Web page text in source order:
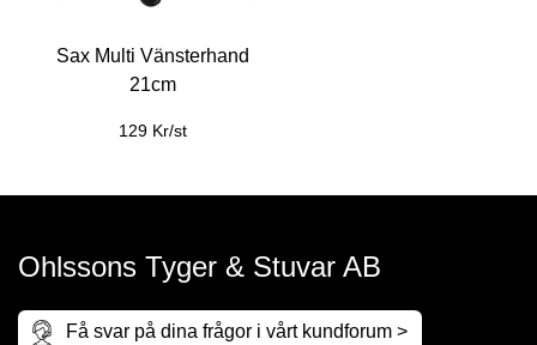
Sax Multi Vänsterhand
21cm
129 Kr/st
Ohlssons Tyger & Stuvar AB
Få svar på dina frågor i vårt kundforum >